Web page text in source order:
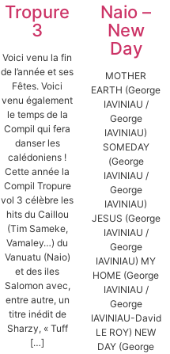
Tropure
3
Voici venu la fin
de l’année et ses
Fêtes. Voici
venu également
le temps de la
Compil qui fera
danser les
calédoniens !
Cette année la
Compil Tropure
vol 3 célèbre les
hits du Caillou
(Tim Sameke,
Vamaley…) du
Vanuatu (Naio)
et des iles
Salomon avec,
entre autre, un
titre inédit de
Sharzy, « Tuff
[…]
Naio –
New
Day
MOTHER
EARTH (George
IAVINIAU /
George
IAVINIAU)
SOMEDAY
(George
IAVINIAU /
George
IAVINIAU)
JESUS (George
IAVINIAU /
George
IAVINIAU) MY
HOME (George
IAVINIAU /
George
IAVINIAU-David
LE ROY) NEW
DAY (George